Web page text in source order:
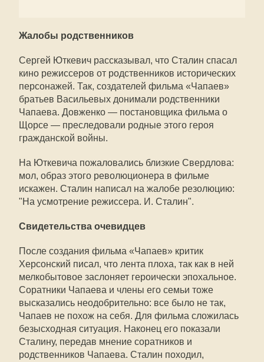
Жалобы родственников
Сергей Юткевич рассказывал, что Сталин спасал
кино режиссеров от родственников исторических
персонажей. Так, создателей фильма «Чапаев»
братьев Васильевых донимали родственники
Чапаева. Довженко — постановщика фильма о
Щорсе — преследовали родные этого героя
гражданской войны.
На Юткевича пожаловались близкие Свердлова:
мол, образ этого революционера в фильме
искажен. Сталин написал на жалобе резолюцию:
"На усмотрение режиссера. И. Сталин".
Свидетельства очевидцев
После создания фильма «Чапаев» критик
Херсонский писал, что лента плоха, так как в ней
мелкобытовое заслоняет героически эпохальное.
Соратники Чапаева и члены его семьи тоже
высказались неодобрительно: все было не так,
Чапаев не похож на себя. Для фильма сложилась
безысходная ситуация. Наконец его показали
Сталину, передав мнение соратников и
родственников Чапаева. Сталин походил,